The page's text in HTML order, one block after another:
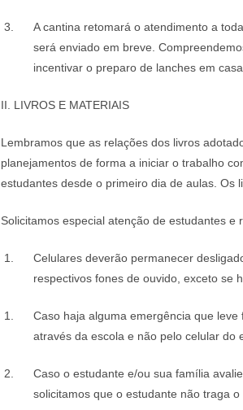
A cantina retomará o atendimento a
será enviado em breve.
incentivar o preparo de lanches em casa.
II. LIVROS E MATERIAIS
Lembramos que as relações dos livros
planejamentos de forma a iniciar o trabalho
estudantes desde o primeiro dia de aulas. Os
Solicitamos especial atenção de estudantes
Celulares deverão permanecer
respectivos fones de ouvido, exceto se
Caso haja alguma emergência que
através da escola e não pelo celular do
Caso o estudante e/ou sua família
solicitamos que o estudante não traga o